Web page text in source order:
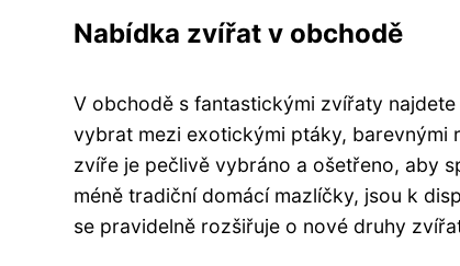
Nabídka zvířat v obchodě
V obchodě s fantastickými zvířaty
vybrat mezi exotickými ptáky, barevnými
zvíře je pečlivě vybráno a ošetřeno, aby
méně tradiční domácí mazlíčky, jsou k
se pravidelně rozšiřuje o nové druhy